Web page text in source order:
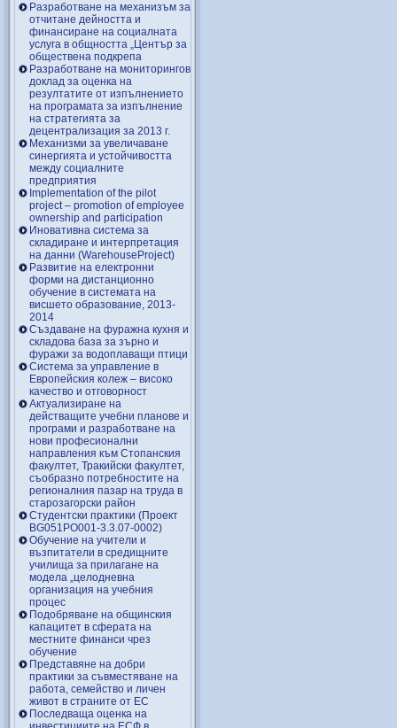
Разработване на механизъм за
отчитане дейността и
финансиране на социалната
услуга в общността „Център за
обществена подкрепа
Разработване на мониторингов
доклад за оценка на
резултатите от изпълнението
на програмата за изпълнение
на стратегията за
децентрализация за 2013 г.
Механизми за увеличаване
синергията и устойчивостта
между социалните
предприятия
Implementation of the pilot
project – promotion of employee
ownership and participation
Иновативна система за
складиране и интерпретация
на данни (WarehouseProject)
Развитие на електронни
форми на дистанционно
обучение в системата на
висшето образование, 2013-
2014
Създаване на фуражна кухня и
складова база за зърно и
фуражи за водоплаващи птици
Система за управление в
Европейския колеж – високо
качество и отговорност
Актуализиране на
действащите учебни планове и
програми и разработване на
нови професионални
направления към Стопанския
факултет, Тракийски факултет,
съобразно потребностите на
регионалния пазар на труда в
старозагорски район
Студентски практики (Проект
BG051PO001-3.3.07-0002)
Обучение на учители и
възпитатели в средищните
училища за прилагане на
модела „целодневна
организация на учебния
процес
Подобряване на общинския
капацитет в сферата на
местните финанси чрез
обучение
Представяне на добри
практики за съвместяване на
работа, семейство и личен
живот в страните от ЕС
Последваща оценка на